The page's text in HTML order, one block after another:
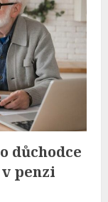
důchodce
v penzi